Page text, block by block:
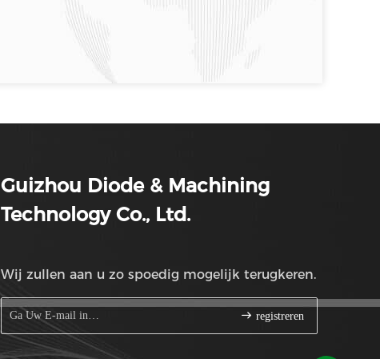
Guizhou Diode & Machining
Technology Co., Ltd.
Wij zullen aan u zo spoedig mogelijk terugkeren.
registreren